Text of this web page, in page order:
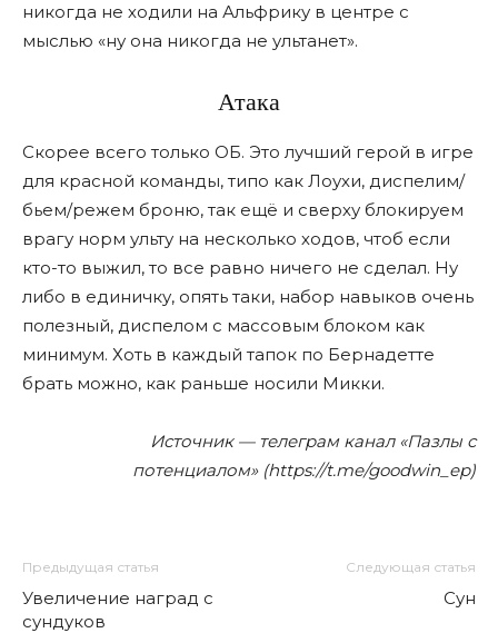
никогда не ходили на Альфрику в центре с
мыслью «ну она никогда не ультанет».
Атака
Скорее всего только ОБ. Это лучший герой в игре
для красной команды, типо как Лоухи, диспелим/
бьем/режем броню, так ещё и сверху блокируем
врагу норм ульту на несколько ходов, чтоб если
кто-то выжил, то все равно ничего не сделал. Ну
либо в единичку, опять таки, набор навыков очень
полезный, диспелом с массовым блоком как
минимум. Хоть в каждый тапок по Бернадетте
брать можно, как раньше носили Микки.
Источник — телеграм канал «Пазлы с
потенциалом» (https://t.me/goodwin_ep)
Предыдущая статья
Увеличение наград с
сундуков
Следующая статья
Сун